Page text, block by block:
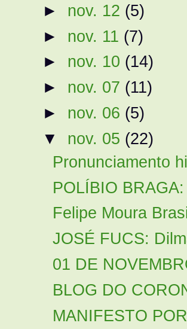
► nov. 12 (5)
► nov. 11 (7)
► nov. 10 (14)
► nov. 07 (11)
► nov. 06 (5)
▼ nov. 05 (22)
Pronunciamento
POLÍBIO
Felipe Moura
JOSÉ FUCS:
01 DE
BLOG DO
MANIFESTO